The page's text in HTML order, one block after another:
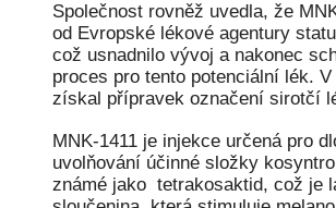
Společnost rovněž uvedla, že
od Evropské lékové agentury
což usnadnilo vývoj a nakonec
proces pro tento potenciální lék.
získal přípravek označení sirotčí
MNK-1411 je injekce určená pro
uvolňování účinné složky
známé jako tetrakosaktid, což je